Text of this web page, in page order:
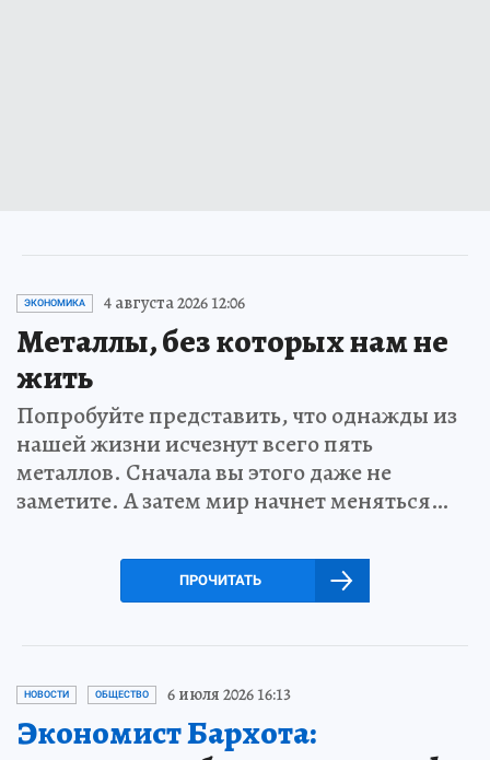
ЭКОНОМИКА 4 августа 2026 12:06
Металлы, без которых нам не
жить
Попробуйте представить, что однажды из
нашей жизни исчезнут всего пять
металлов. Сначала вы этого даже не
заметите. А затем мир начнет меняться…
ПРОЧИТАТЬ
НОВОСТИ ОБЩЕСТВО 6 июля 2026 16:13
Экономист Бархота: